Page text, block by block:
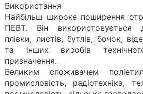
Використання
Найбільш широке поширення
ПЕВТ. Він використовується
плівки, листів, бутлів, бочок,
та інших виробів
призначення.
Великим споживачем
промисловість, радіотехніка,